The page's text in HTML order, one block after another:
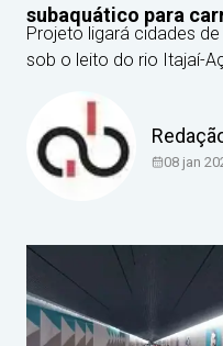
subaquático para
Projeto ligará cidades
sob o leito do rio Itajaí-
08 jan